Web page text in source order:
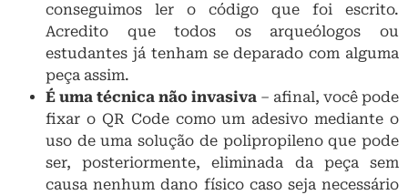
conseguimos ler o código que foi escrito.
Acredito que todos os arqueólogos ou
estudantes já tenham se deparado com alguma
peça assim.
É uma técnica não invasiva – afinal, você pode
fixar o QR Code como um adesivo mediante o
uso de uma solução de polipropileno que pode
ser, posteriormente, eliminada da peça sem
causa nenhum dano físico caso seja necessário